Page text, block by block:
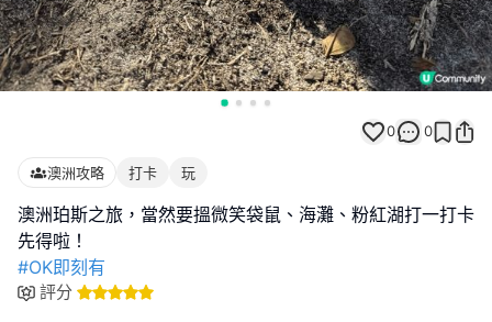
0 0
澳洲攻略 打卡 玩
澳洲珀斯之旅，當然要搵微笑袋鼠、海灘、粉紅湖打一打卡
#OK即刻有
評分